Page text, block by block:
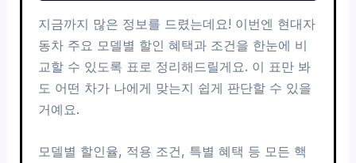
지금까지 많은 정보를 드렸는데요! 이번엔 현대자
동차 주요 모델별 할인 혜택과 조건을 한눈에 비
교할 수 있도록 표로 정리해드릴게요. 이 표만 봐
도 어떤 차가 나에게 맞는지 쉽게 판단할 수 있을
거예요.
모델별 할인율, 적용 조건, 특별 혜택 등 모든 핵